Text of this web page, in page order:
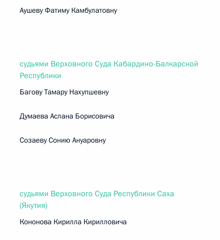
Аушеву Фатиму Камбулатовну
судьями Верховного Суда Кабардино-Балкарской
Республики
Багову Тамару Нахупшевну
Думаева Аслана Борисовича
Созаеву Сонию Ануаровну
судьями Верховного Суда Республики Саха
(Якутия)
Кононова Кирилла Кирилловича